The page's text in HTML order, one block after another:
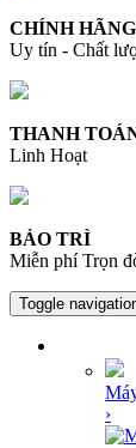
CHÍNH HÃNG
Uy tín - Chất
THANH
Linh Hoạt
BẢO TRÌ
Miễn phí Trọn
Toggle
›